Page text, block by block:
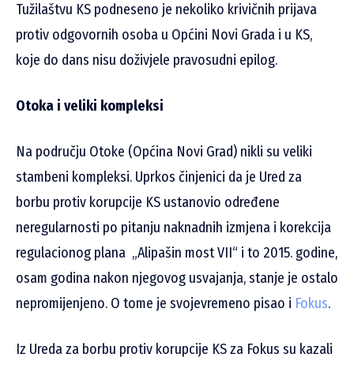
Tužilaštvu KS podneseno je nekoliko krivičnih prijava
protiv odgovornih osoba u Općini Novi Grada i u KS,
koje do dans nisu doživjele pravosudni epilog.
Otoka i veliki kompleksi
Na području Otoke (Općina Novi Grad) nikli su veliki
stambeni kompleksi. Uprkos činjenici da je Ured za
borbu protiv korupcije KS ustanovio određene
neregularnosti po pitanju naknadnih izmjena i korekcija
regulacionog plana „Alipašin most VII“ i to 2015. godine,
osam godina nakon njegovog usvajanja, stanje je ostalo
nepromijenjeno. O tome je svojevremeno pisao i Fokus.
Iz Ureda za borbu protiv korupcije KS za Fokus su kazali